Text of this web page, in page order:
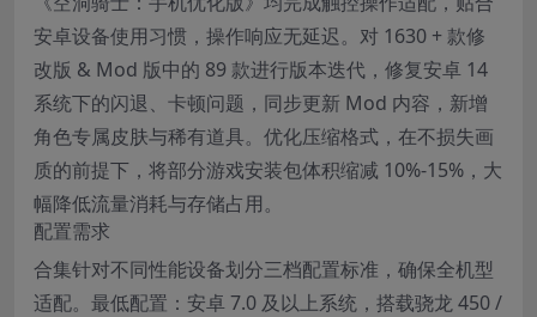
安卓设备使用习惯，操作响应无延迟。对 1630 + 款修
改版 & Mod 版中的 89 款进行版本迭代，修复安卓 14
系统下的闪退、卡顿问题，同步更新 Mod 内容，新增
角色专属皮肤与稀有道具。优化压缩格式，在不损失画
质的前提下，将部分游戏安装包体积缩减 10%-15%，大
幅降低流量消耗与存储占用。
配置需求
合集针对不同性能设备划分三档配置标准，确保全机型
适配。最低配置：安卓 7.0 及以上系统，搭载骁龙 450 /